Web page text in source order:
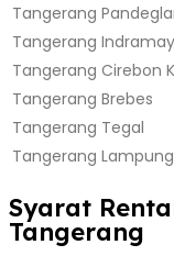
Tangerang
Tangerang
Tangerang Cirebon
Tangerang Brebes
Tangerang Tegal
Tangerang Lampung
Syarat
Tangerang